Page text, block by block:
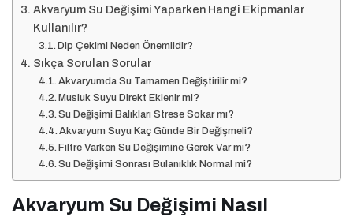
Akvaryum Su Değişimi Yaparken Hangi Ekipmanlar
Kullanılır?
Dip Çekimi Neden Önemlidir?
Sıkça Sorulan Sorular
Akvaryumda Su Tamamen Değiştirilir mi?
Musluk Suyu Direkt Eklenir mi?
Su Değişimi Balıkları Strese Sokar mı?
Akvaryum Suyu Kaç Günde Bir Değişmeli?
Filtre Varken Su Değişimine Gerek Var mı?
Su Değişimi Sonrası Bulanıklık Normal mi?
Akvaryum Su Değişimi Nasıl